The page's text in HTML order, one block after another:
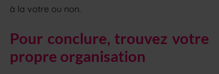
à la votre ou non.
Pour conclure, trouvez votre
propre organisation